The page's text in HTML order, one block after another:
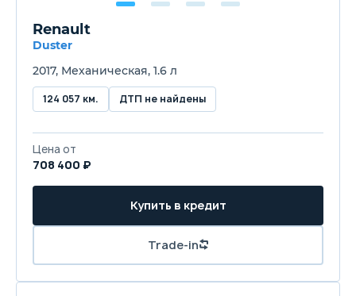
Renault
Duster
2017, Механическая, 1.6 л
124 057 км. ДТП не найдены
Цена от
708 400 ₽
Купить в кредит
Trade-in